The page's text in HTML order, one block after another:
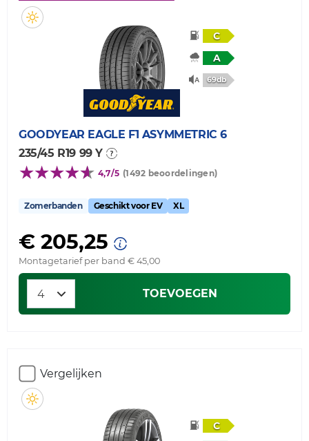
C
A
69db
GOODYEAR EAGLE F1 ASYMMETRIC 6
235/45 R19 99 Y
4,7/5 (1492 beoordelingen)
Zomerbanden Geschikt voor EV XL
€ 205,25
Montagetarief per band € 45,00
TOEVOEGEN
Vergelijken
C